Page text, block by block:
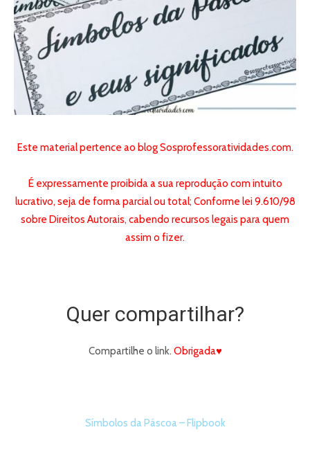
Este material pertence ao blog Sosprofessoratividades.com.
É expressamente proibida a sua reprodução com intuito
lucrativo, seja de forma parcial ou total;Conforme lei 9.610/98
sobre Direitos Autorais, cabendo recursos legais para quem
assim o fizer.
Quer compartilhar?
Compartilhe o link. Obrigada♥
Símbolos da Páscoa – Flipbook